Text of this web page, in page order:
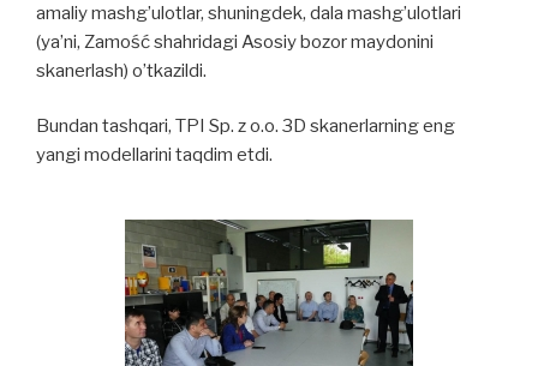
amaliy mashg’ulotlar, shuningdek, dala mashg’ulotlari
(ya’ni, Zamość shahridagi Asosiy bozor maydonini
skanerlash) o’tkazildi.
Bundan tashqari, TPI Sp. z o.o. 3D skanerlarning eng
yangi modellarini taqdim etdi.